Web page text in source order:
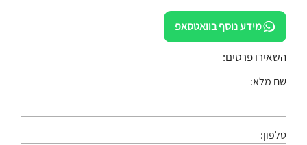
מידע נוסף בוואטסאפ
השאירו פרטים:
שם מלא:
טלפון: